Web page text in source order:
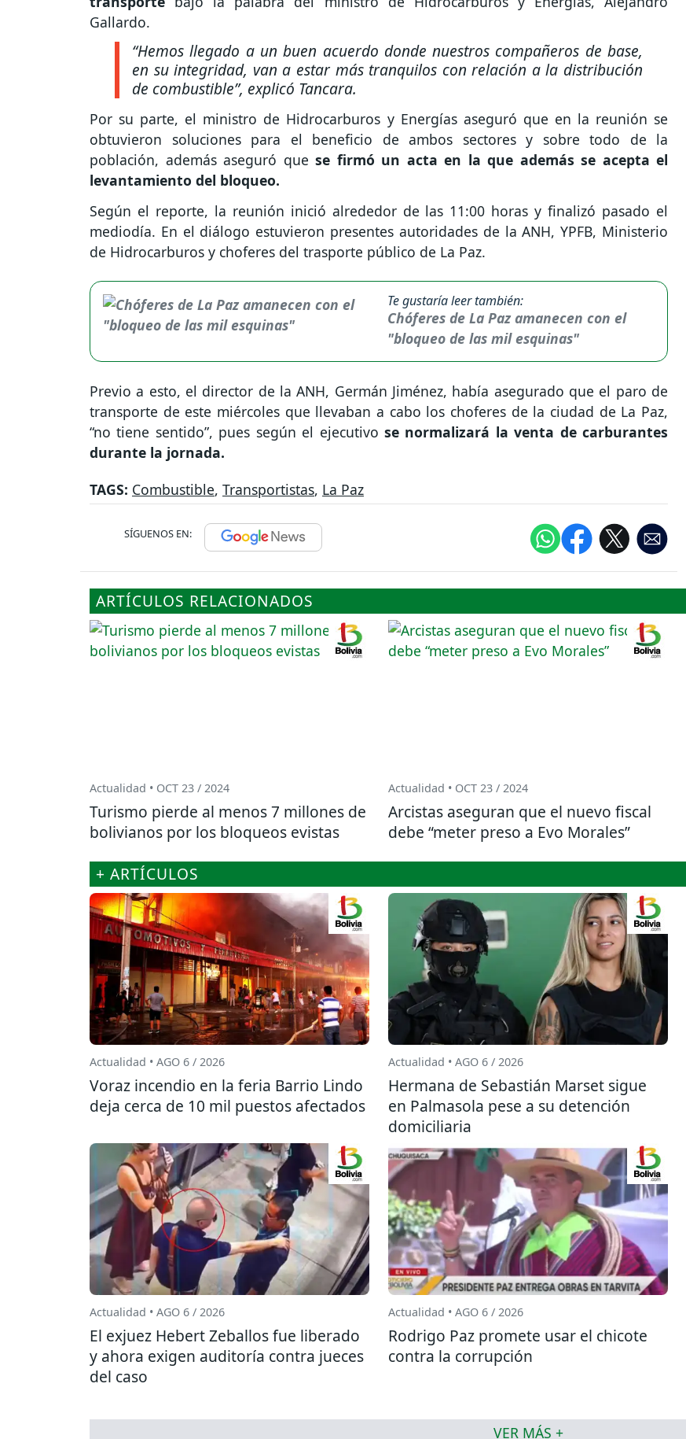
Gallardo.
“Hemos llegado a un buen acuerdo donde nuestros compañeros de base,
en su integridad, van a estar más tranquilos con relación a la distribución
de combustible”, explicó Tancara.
Por su parte, el ministro de Hidrocarburos y Energías aseguró que en la reunión se
obtuvieron soluciones para el beneficio de ambos sectores y sobre todo de la
población, además aseguró que se firmó un acta en la que además se acepta el
levantamiento del bloqueo.
Según el reporte, la reunión inició alrededor de las 11:00 horas y finalizó pasado el
mediodía. En el diálogo estuvieron presentes autoridades de la ANH, YPFB, Ministerio
de Hidrocarburos y choferes del trasporte público de La Paz.
Te gustaría leer también:
Chóferes de La Paz amanecen con el
"bloqueo de las mil esquinas"
Previo a esto, el director de la ANH, Germán Jiménez, había asegurado que el paro de
transporte de este miércoles que llevaban a cabo los choferes de la ciudad de La Paz,
“no tiene sentido”, pues según el ejecutivo se normalizará la venta de carburantes
durante la jornada.
TAGS: Combustible, Transportistas, La Paz
SÍGUENOS EN:
ARTÍCULOS RELACIONADOS
Actualidad • OCT 23 / 2024
Turismo pierde al menos 7 millones de
bolivianos por los bloqueos evistas
Actualidad • OCT 23 / 2024
Arcistas aseguran que el nuevo fiscal
debe “meter preso a Evo Morales”
+ ARTÍCULOS
Actualidad • AGO 6 / 2026
Voraz incendio en la feria Barrio Lindo
deja cerca de 10 mil puestos afectados
Actualidad • AGO 6 / 2026
Hermana de Sebastián Marset sigue
en Palmasola pese a su detención
domiciliaria
Actualidad • AGO 6 / 2026
El exjuez Hebert Zeballos fue liberado
y ahora exigen auditoría contra jueces
del caso
Actualidad • AGO 6 / 2026
Rodrigo Paz promete usar el chicote
contra la corrupción
VER MÁS +